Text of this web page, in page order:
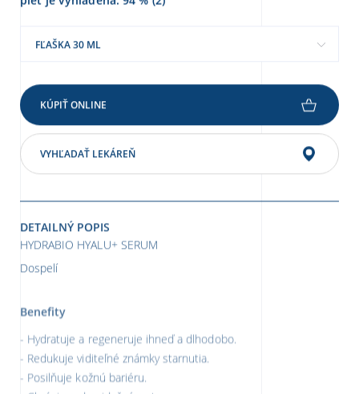
FĽAŠKA 30 ML
KÚPIŤ ONLINE
VYHĽADAŤ LEKÁREŇ
DETAILNÝ POPIS
HYDRABIO HYALU+ SERUM
Dospelí
Redukuje viditeľné známky starnutia.
Posilňuje kožnú bariéru.
Chráni pred oxidačným stresom.